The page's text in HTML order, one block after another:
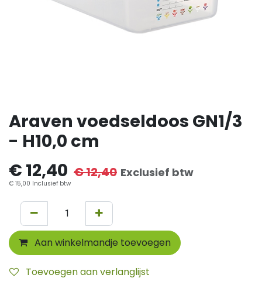
Araven voedseldoos GN1/3
- H10,0 cm
€ 12,40 €12,40 Exclusief btw
€ 15,00 Inclusief btw
Aan winkelmandje toevoegen
Toevoegen aan verlanglijst